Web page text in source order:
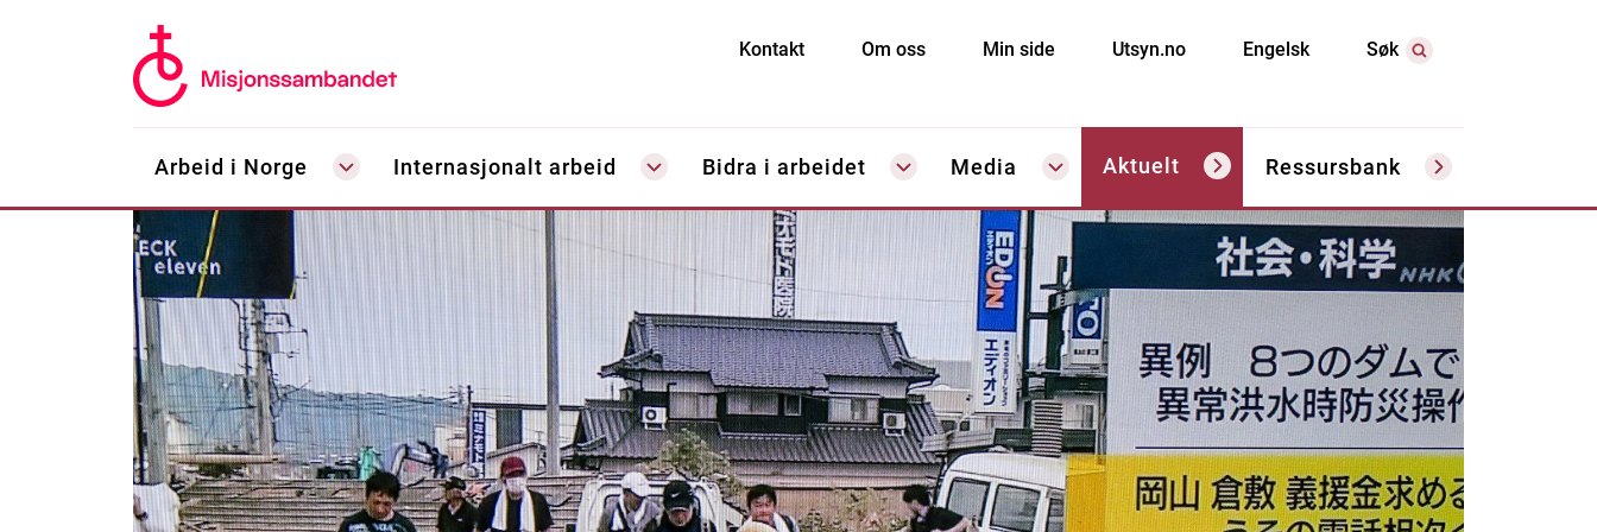
Kontakt Om oss Min side Utsyn.no Engelsk Søk
Arbeid i Norge Internasjonalt arbeid Bidra i arbeidet Media Aktuelt Ressursbank